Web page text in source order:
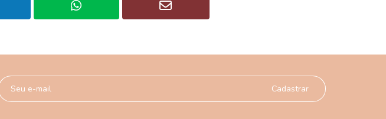
Cadastrar